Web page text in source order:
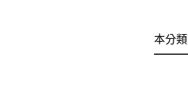
本分